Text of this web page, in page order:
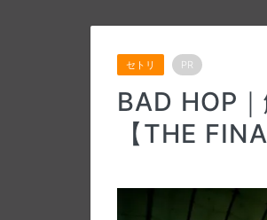
セトリ PR
BAD HOP
【THE